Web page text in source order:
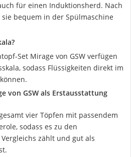
für einen Induktionsherd. Nach
bequem in der Spülmaschine
Set Mirage von GSW verfügen
sodass Flüssigkeiten direkt im
von GSW als Erstausstattung
vier Töpfen mit passendem
sodass es zu den
zählt und gut als